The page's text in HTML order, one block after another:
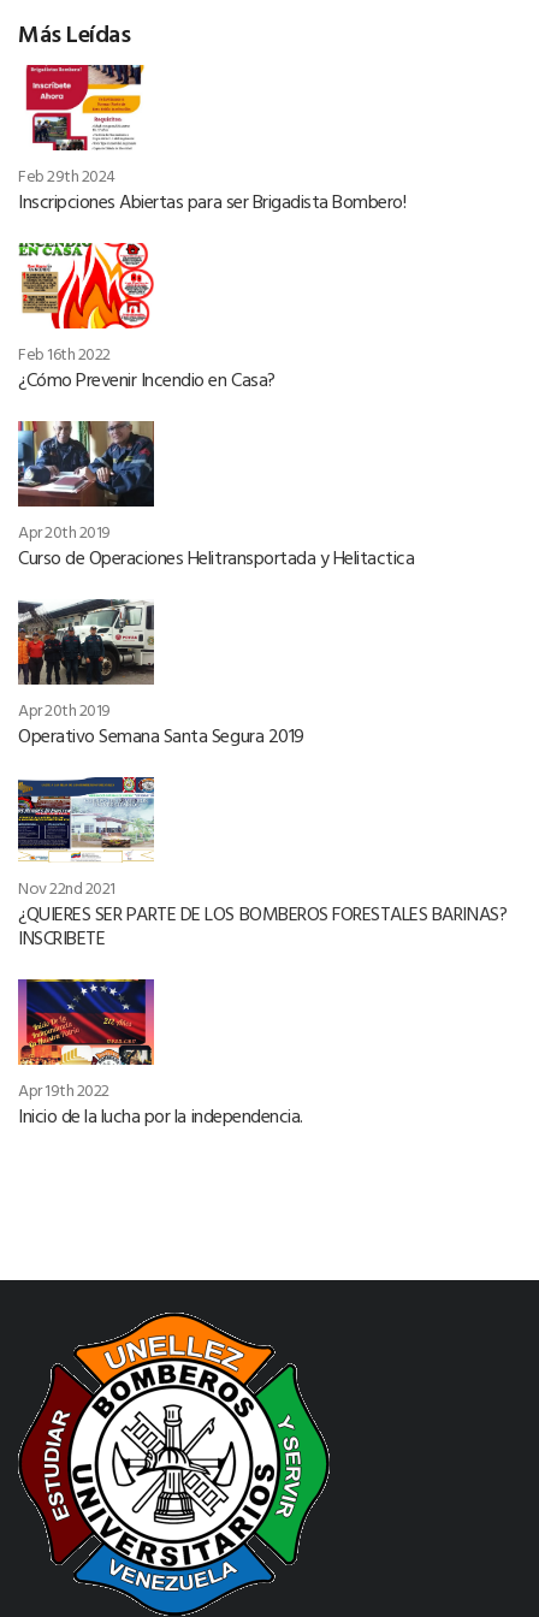
Más Leídas
Feb 29th 2024
Inscripciones Abiertas para ser Brigadista Bombero!
Feb 16th 2022
¿Cómo Prevenir Incendio en Casa?
Apr 20th 2019
Curso de Operaciones Helitransportada y Helitactica
Apr 20th 2019
Operativo Semana Santa Segura 2019
Nov 22nd 2021
¿QUIERES SER PARTE DE LOS BOMBEROS FORESTALES BARINAS?
INSCRIBETE
Apr 19th 2022
Inicio de la lucha por la independencia.